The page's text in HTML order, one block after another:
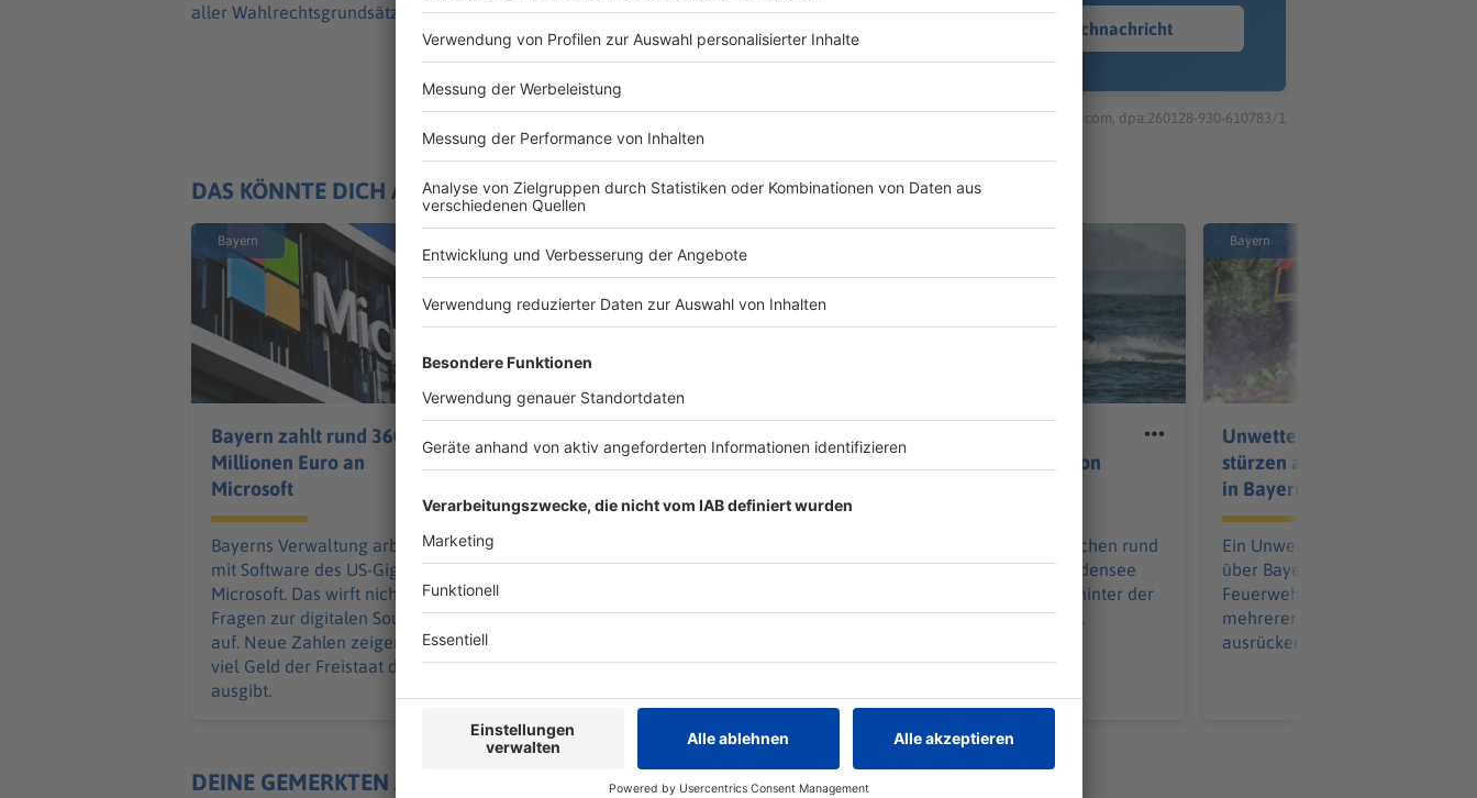
aller Wahlrechtsgrundsätze.»
Sprachnachricht
© dpa-infocom, dpa:260128-930-610783/1
DAS KÖNNTE DICH AUCH INTERESSIEREN
Bayern
Bayern zahlt rund 360
Millionen Euro an
Microsoft
Bayerns Verwaltung arbeitet meist
mit Software des US-Giganten
Microsoft. Das wirft nicht nur
Fragen zur digitalen Souveränität
auf. Neue Zahlen zeigen auch, wie
viel Geld der Freistaat dafür
ausgibt.
Urteil im Mordprozess
nach Auto-Anschlag auf
Landeshauptstadt waren eine
getötet worden. Nun wird das
Bodensee - Frau fällt von
Nach einem Unwetter suchen rund
200 Einsatzkräfte den Bodensee
nach einer Frau ab. Was hinter der
großen Suchaktion steckt.
Bayern
Unwetter: Bäume
stürzen auf Autobahnen
in Bayern
Ein Unwetter ist am späten
über Bayern gezogen. Die
Feuerwehr musste wegen
mehrerer umgestürzter Bäume
ausrücken.
DEINE GEMERKTEN ARTIKEL